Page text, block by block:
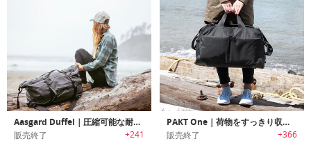
Aasgard Duffel｜圧縮可能な耐候性防水ダッフルバッグ「アズガード」
販売終了 +241
PAKT One｜荷物をすっきり収納可能なトラベルバッグ「パックワン」
販売終了 +366